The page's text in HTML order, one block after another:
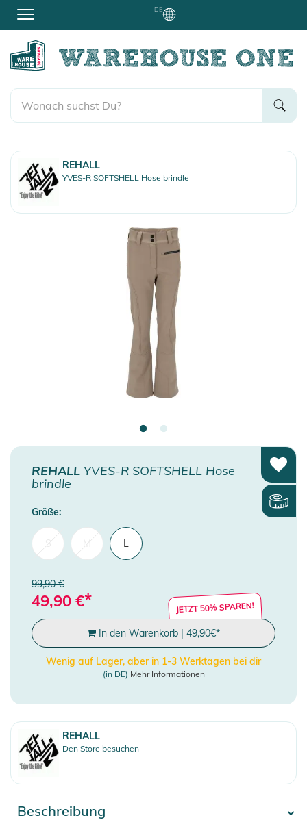
DE
REHALL
YVES-R SOFTSHELL Hose brindle
REHALL YVES-R SOFTSHELL Hose
brindle
Größe:
L
99,90 €
49,90 €* JETZT 50% SPAREN!
In den Warenkorb | 49,90€*
Wenig auf Lager, aber in 1-3 Werktagen bei dir
(in DE) Mehr Informationen
REHALL
Den Store besuchen
Beschreibung